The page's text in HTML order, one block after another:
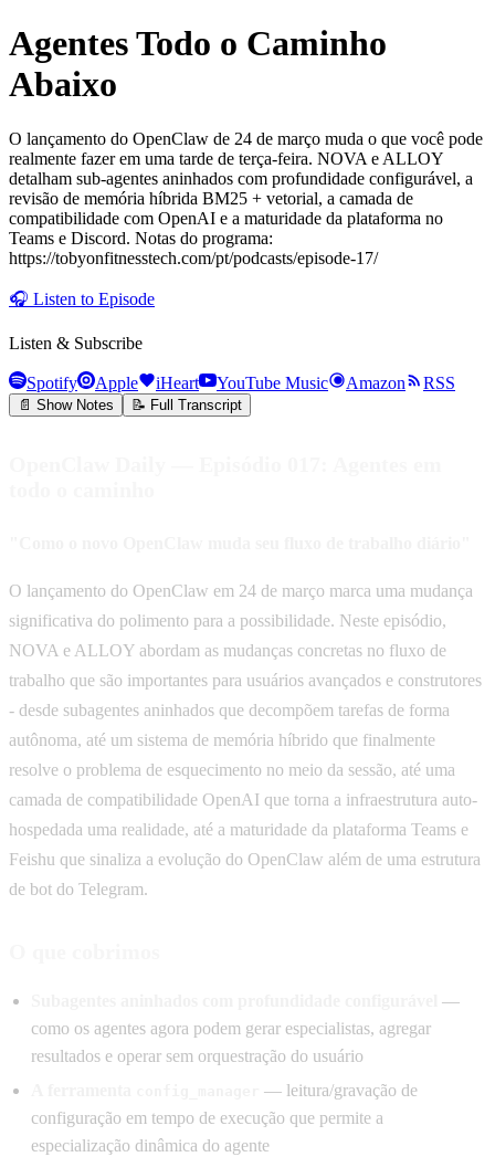
Agentes Todo o Caminho
Abaixo
O lançamento do OpenClaw de 24 de março muda o que você pode
realmente fazer em uma tarde de terça-feira. NOVA e ALLOY
detalham sub-agentes aninhados com profundidade configurável, a
revisão de memória híbrida BM25 + vetorial, a camada de
compatibilidade com OpenAI e a maturidade da plataforma no
Teams e Discord. Notas do programa:
https://tobyonfitnesstech.com/pt/podcasts/episode-17/
🎧 Listen to Episode
Listen & Subscribe
Spotify Apple iHeart YouTube Music Amazon RSS
📄 Show Notes 📝 Full Transcript
O lançamento do OpenClaw em 24 de março marca uma mudança
significativa do polimento para a possibilidade. Neste episódio,
NOVA e ALLOY abordam as mudanças concretas no fluxo de
trabalho que são importantes para usuários avançados e construtores
- desde subagentes aninhados que decompõem tarefas de forma
autônoma, até um sistema de memória híbrido que finalmente
resolve o problema de esquecimento no meio da sessão, até uma
camada de compatibilidade OpenAI que torna a infraestrutura auto-
hospedada uma realidade, até a maturidade da plataforma Teams e
Feishu que sinaliza a evolução do OpenClaw além de uma estrutura
de bot do Telegram.
—
como os agentes agora podem gerar especialistas, agregar
resultados e operar sem orquestração do usuário
— leitura/gravação de
configuração em tempo de execução que permite a
especialização dinâmica do agente